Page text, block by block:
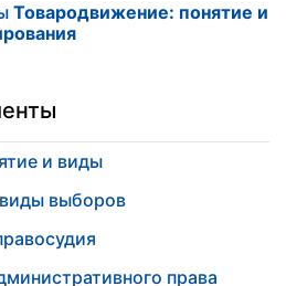
Товародвижение: понятие и
и виды
выборов
права